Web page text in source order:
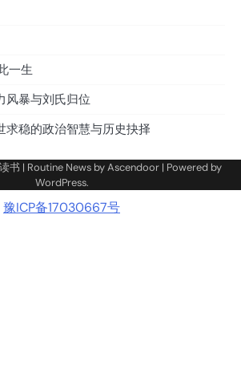
一生
风暴与刘氏归位
求稳的政治智慧与历史抉择
书 | Routine News byAscendoor| Powered by
WordPress.
豫ICP备17030667号